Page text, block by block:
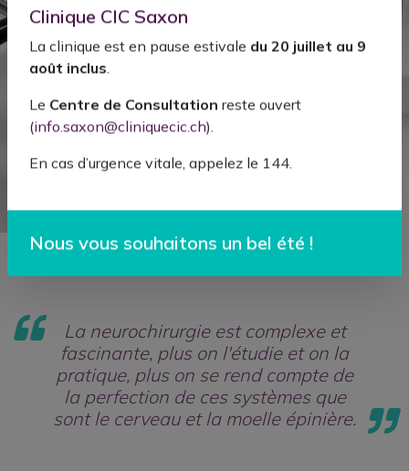
Situer sur
La neurochirurgie est complexe et
fascinante, plus on l'étudie et on la
pratique, plus on se rend compte de
la perfection de ces systèmes que
sont le cerveau et la moelle épinière.
Clinique CIC Saxon
La clinique est en pause estivale du 20 juillet au 9
août inclus.
Le Centre de Consultation reste ouvert
(info.saxon@cliniquecic.ch).
En cas d’urgence vitale, appelez le 144.
Nous vous souhaitons un bel été !